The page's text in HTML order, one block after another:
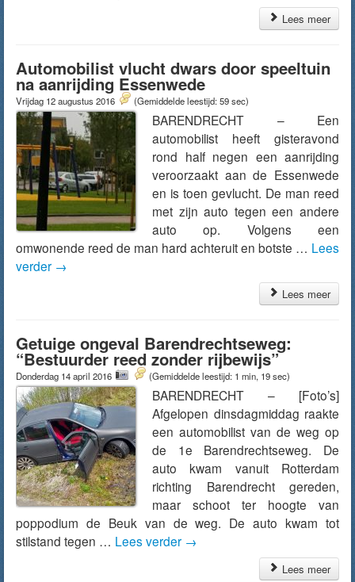
Lees meer
Automobilist vlucht dwars door speeltuin
na aanrijding Essenwede
Vrijdag 12 augustus 2016 (Gemiddelde leestijd: 59 sec)
BARENDRECHT – Een
automobilist heeft gisteravond
rond half negen een aanrijding
veroorzaakt aan de Essenwede
en is toen gevlucht. De man reed
met zijn auto tegen een andere
auto op. Volgens een
omwonende reed de man hard achteruit en botste … Lees
verder →
Lees meer
Getuige ongeval Barendrechtseweg:
“Bestuurder reed zonder rijbewijs”
Donderdag 14 april 2016 (Gemiddelde leestijd: 1 min, 19 sec)
BARENDRECHT – [Foto’s]
Afgelopen dinsdagmiddag raakte
een automobilist van de weg op
de 1e Barendrechtseweg. De
auto kwam vanuit Rotterdam
richting Barendrecht gereden,
maar schoot ter hoogte van
poppodium de Beuk van de weg. De auto kwam tot
stilstand tegen … Lees verder →
Lees meer